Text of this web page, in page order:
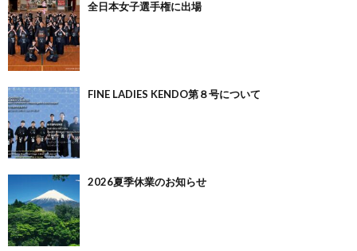
全日本女子選手権に出場
FINE LADIES KENDO第８号について
2026夏季休業のお知らせ